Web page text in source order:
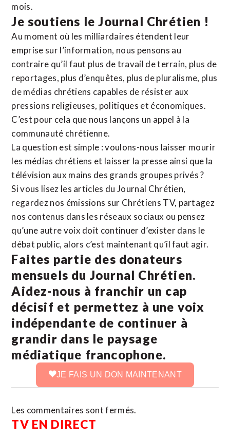
mois.
Je soutiens le Journal Chrétien !
Au moment où les milliardaires étendent leur
emprise sur l’information, nous pensons au
contraire qu’il faut plus de travail de terrain, plus de
reportages, plus d’enquêtes, plus de pluralisme, plus
de médias chrétiens capables de résister aux
pressions religieuses, politiques et économiques.
C’est pour cela que nous lançons un appel à la
communauté chrétienne.
La question est simple : voulons-nous laisser mourir
les médias chrétiens et laisser la presse ainsi que la
télévision aux mains des grands groupes privés ?
Si vous lisez les articles du Journal Chrétien,
regardez nos émissions sur Chrétiens TV, partagez
nos contenus dans les réseaux sociaux ou pensez
qu’une autre voix doit continuer d’exister dans le
débat public, alors c’est maintenant qu’il faut agir.
Faites partie des donateurs
mensuels du Journal Chrétien.
Aidez-nous à franchir un cap
décisif et permettez à une voix
indépendante de continuer à
grandir dans le paysage
médiatique francophone.
JE FAIS UN DON MAINTENANT
Les commentaires sont fermés.
TV EN DIRECT